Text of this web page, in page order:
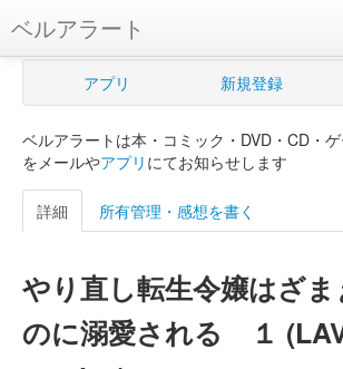
ベルアラート
ベルアラートとは
新規登録
ログイン
購入管理
Myシェルフ
アプリ 新規登録
ベルアラートは本・コミック・DVD・CD・
をメールやアプリ にてお知らせします
詳細 所有管理・感想を書く
やり直し転生令嬢はざ
のに溺愛される １